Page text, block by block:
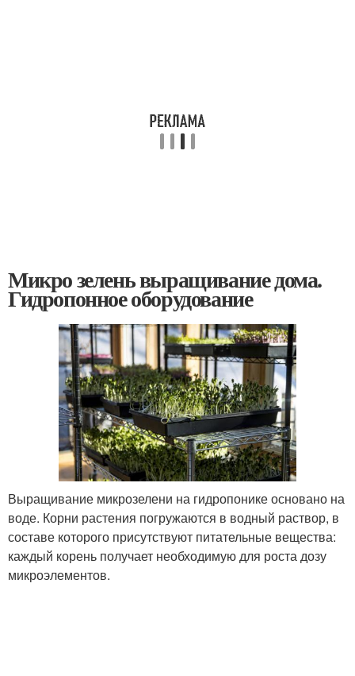
Микро зелень выращивание дома.
Гидропонное оборудование
Выращивание микрозелени на гидропонике основано на
воде. Корни растения погружаются в водный раствор, в
составе которого присутствуют питательные вещества:
каждый корень получает необходимую для роста дозу
микроэлементов.